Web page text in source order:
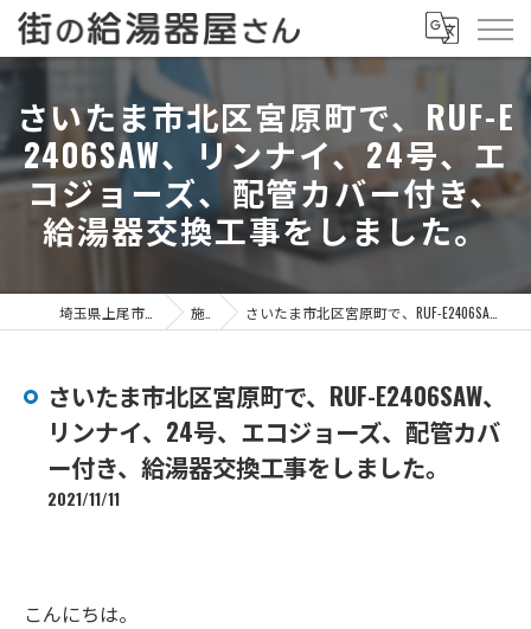
さいたま市北区宮原町で、RUF-E
2406SAW、リンナイ、24号、エ
コジョーズ、配管カバー付き、
給湯器交換工事をしました。
施工事例 さいたま市北区宮原町で、RUF-E2406SAW、リンナイ、24号、エコジョーズ、配管カバー付き、給湯器交換工事をしました。
さいたま市北区宮原町で、RUF-E2406SAW、
リンナイ、24号、エコジョーズ、配管カバ
ー付き、給湯器交換工事をしました。
2021/11/11
こんにちは。